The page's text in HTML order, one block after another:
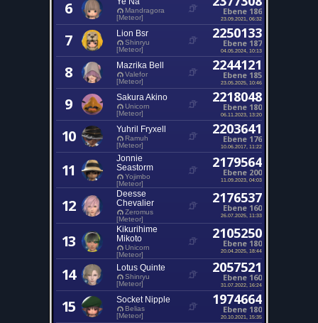
6
Mandragora
[Meteor]
Ebene 186
23.09.2021, 06:32
7 Lion Bsr
Shinryu
[Meteor]
2250133
Ebene 187
04.05.2024, 10:13
8 Mazrika Bell
Valefor
[Meteor]
2244121
Ebene 185
23.05.2025, 10:46
9 Sakura Akino
Unicorn
[Meteor]
2218048
Ebene 180
06.11.2023, 13:20
10 Yuhril Fryxell
Ramuh
[Meteor]
2203641
Ebene 176
10.06.2017, 11:22
11
Jonnie
Seastorm
Yojimbo
[Meteor]
2179564
Ebene 200
11.09.2023, 04:03
12
Deesse
Chevalier
Zeromus
[Meteor]
2176537
Ebene 160
26.07.2025, 11:33
13
Kikurihime
Mikoto
Unicorn
[Meteor]
2105250
Ebene 180
20.04.2025, 18:44
14 Lotus Quinte
Shinryu
[Meteor]
2057521
Ebene 160
31.07.2022, 16:24
15 Socket Nipple
Belias
[Meteor]
1974664
Ebene 180
20.10.2021, 15:35